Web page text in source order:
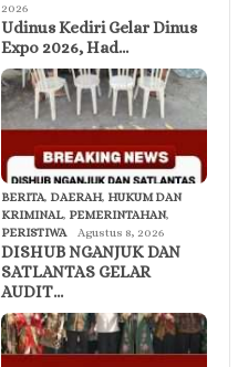
2026
Udinus Kediri Gelar Dinus
Expo 2026, Had…
BERITA, DAERAH, HUKUM DAN
KRIMINAL, PEMERINTAHAN,
PERISTIWA
Agustus 8, 2026
DISHUB NGANJUK DAN
SATLANTAS GELAR
AUDIT…